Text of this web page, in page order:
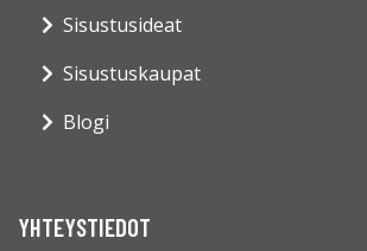
Sisustusideat
Sisustuskaupat
Blogi
YHTEYSTIEDOT